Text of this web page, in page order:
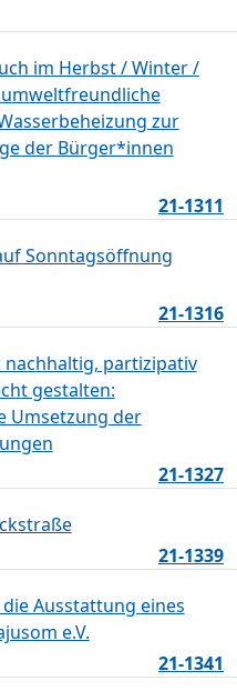
im Herbst / Winter /
zur
der Bürger*innen
21-1311
Sonntagsöffnung
21-1316
partizipativ
gestalten:
Umsetzung der
21-1327
21-1339
Ausstattung eines
e.V.
21-1341